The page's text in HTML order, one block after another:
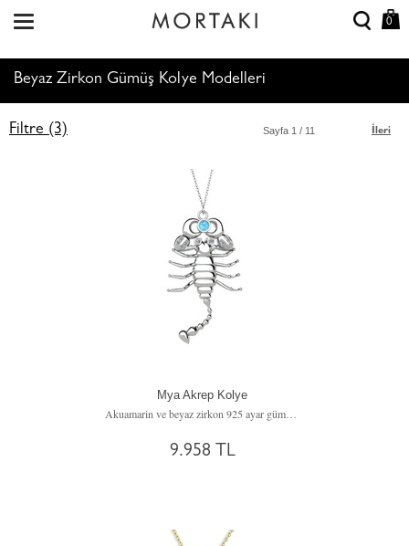
0
Beyaz Zirkon Gümüş Kolye Modelleri
Filtre (3) İleri
Sayfa 1 / 11
Mya Akrep Kolye
Akuamarin ve beyaz zirkon 925 ayar gümüş kolye (40 cm gümüş rolo zincir)
9.958 TL